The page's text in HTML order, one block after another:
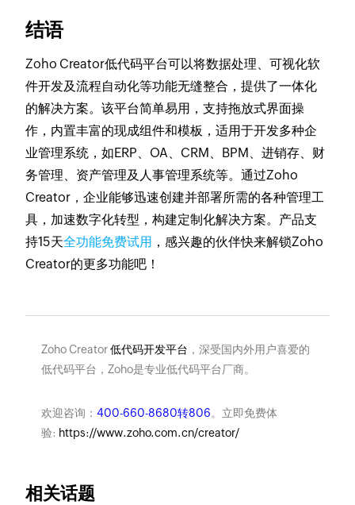
结语
Zoho Creator低代码平台可以将数据处理、可视化软
件开发及流程自动化等功能无缝整合，提供了一体化
的解决方案。该平台简单易用，支持拖放式界面操
作，内置丰富的现成组件和模板，适用于开发多种企
业管理系统，如ERP、OA、CRM、BPM、进销存、财
务管理、资产管理及人事管理系统等。通过Zoho
Creator，企业能够迅速创建并部署所需的各种管理工
具，加速数字化转型，构建定制化解决方案。产品支
持15天全功能免费试用 ，感兴趣的伙伴快来解锁Zoho
Creator的更多功能吧！
Zoho Creator低代码开发平台 ，深受国内外用户喜爱的
低代码平台，Zoho是专业低代码平台厂商。
欢迎咨询： 400-660-8680转806。立即免费体
验: https://www.zoho.com.cn/creator/
相关话题